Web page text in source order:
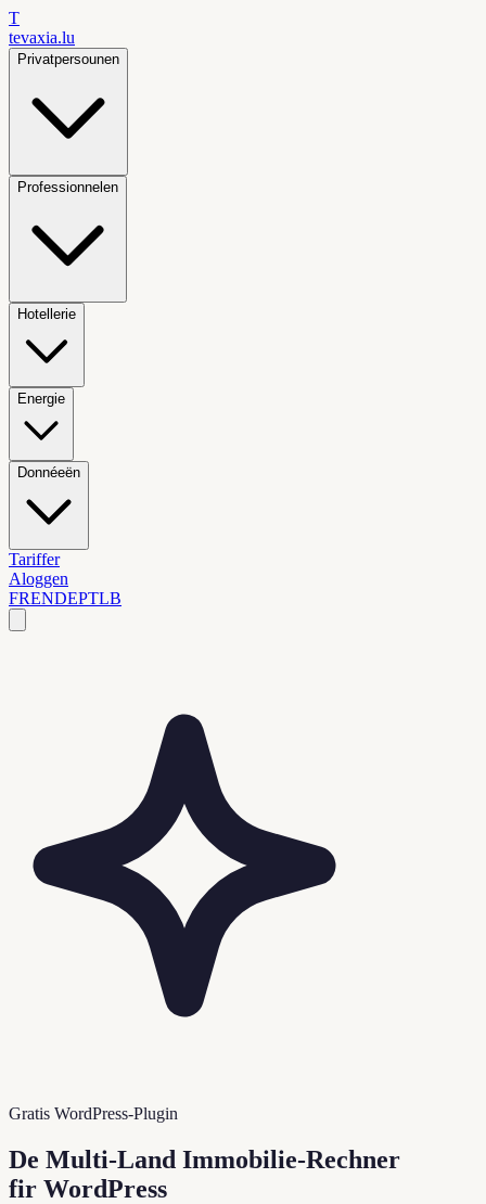
T
tevaxia.lu
Privatpersounen
Professionnelen
Hotellerie
Energie
Donnéeën
Tariffer
Aloggen
FRENDEPTLB
Gratis WordPress-Plugin
De Multi-Land Immobilie-Rechner
fir WordPress